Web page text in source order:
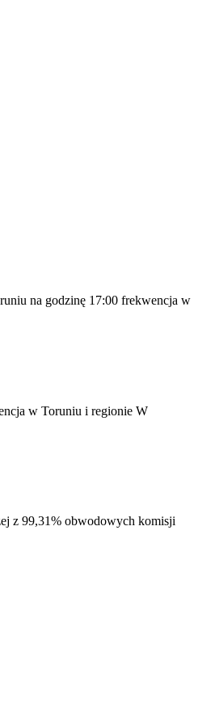
na godzinę 17:00 frekwencja w
w Toruniu i regionie W
z 99,31% obwodowych komisji